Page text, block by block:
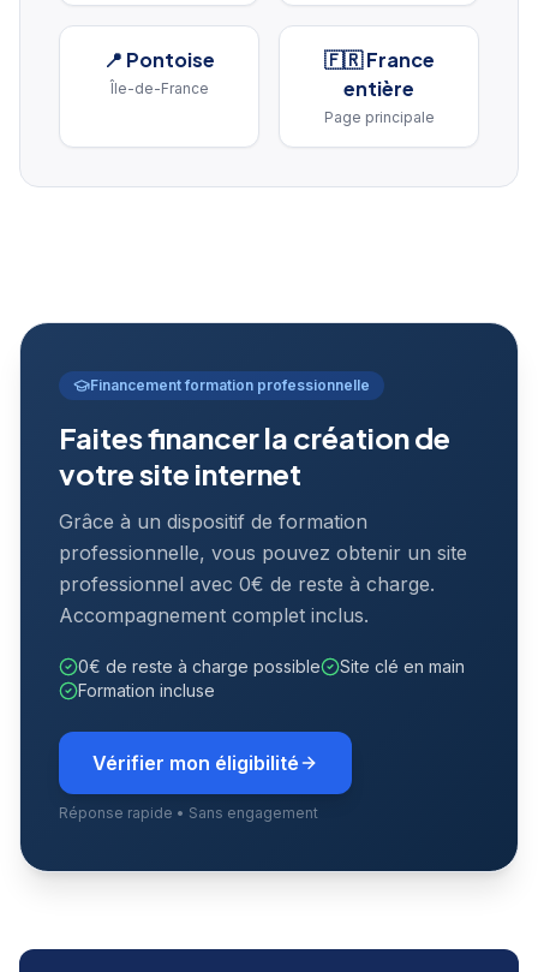
📍 Pontoise
Île-de-France
🇫🇷 France
entière
Page principale
Financement formation professionnelle
Faites financer la création de
votre site internet
Grâce à un dispositif de formation
professionnelle, vous pouvez obtenir un site
professionnel avec 0€ de reste à charge.
Accompagnement complet inclus.
0€ de reste à charge possible
Site clé en main
Formation incluse
Vérifier mon éligibilité
Réponse rapide • Sans engagement